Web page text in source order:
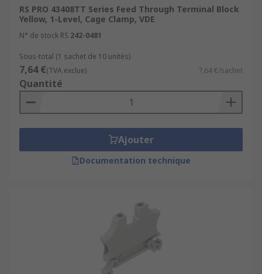
without the fuse protection.
What are fused DIN rail terminals used
for?
Fused DIN rail terminals are widely used in
industry and offer more protection from
overcurrent than non-fused DIN rail terminals.
They are usually used to protect sensors and
However, both fused and non-fused can be used
Energy managementPower
controllersTelecommunicationsBuilding
management systemsIndustrial and civil
electrical installationsHeating and air
RS PRO 43408TT Series Feed Through Terminal Block
Yellow, 1-Level, Cage Clamp, VDE
N° de stock RS 242-0481
Sous-total (1 sachet de 10 unités)
7,64 €(TVA exclue) 7,64 €/sachet
Quantité
Ajouter
Documentation technique